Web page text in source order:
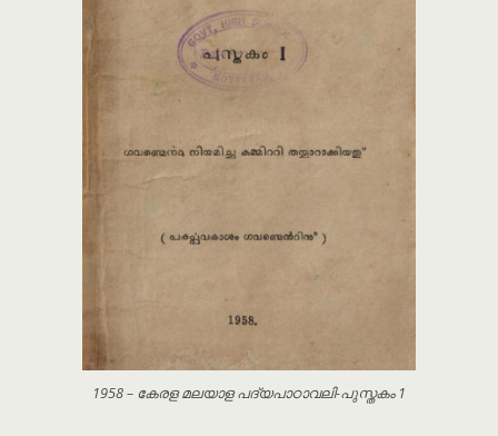
1958 – കേരള മലയാള പദ്യപാഠാവലി-പുസ്തകം 1